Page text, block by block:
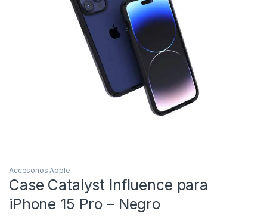
Accesorios Apple
Case Catalyst Influence para
iPhone 15 Pro – Negro